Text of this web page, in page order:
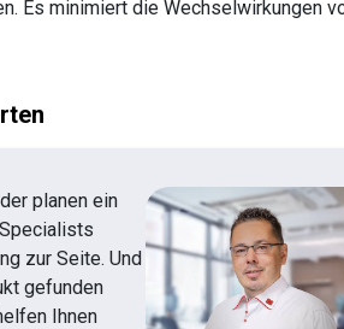
Es minimiert die Wechselwirkungen
planen ein
zur Seite. Und
gefunden
Ihnen